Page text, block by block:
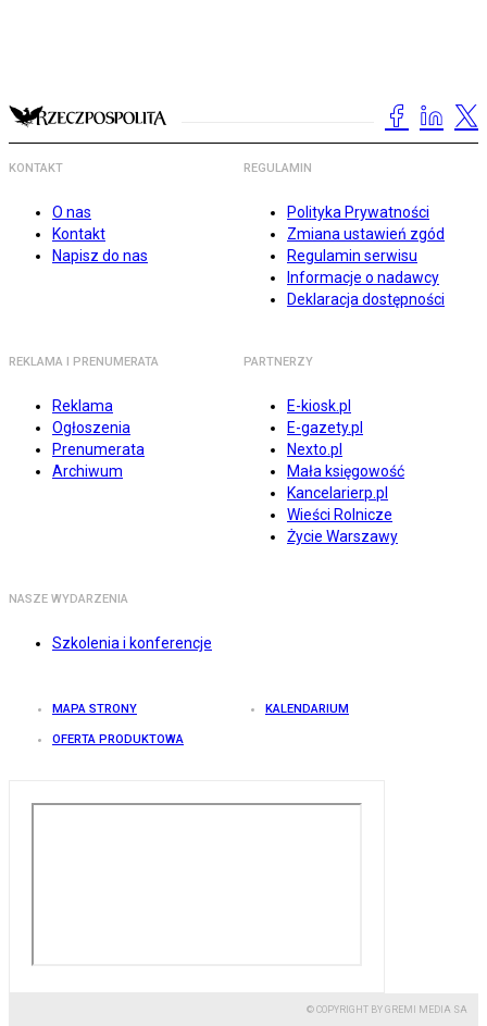
KONTAKT
O nas
Kontakt
Napisz do nas
REGULAMIN
Polityka Prywatności
Zmiana ustawień zgód
Regulamin serwisu
Informacje o nadawcy
Deklaracja dostępności
REKLAMA I PRENUMERATA
Reklama
Ogłoszenia
Prenumerata
Archiwum
PARTNERZY
E-kiosk.pl
E-gazety.pl
Nexto.pl
Mała księgowość
Kancelarierp.pl
Wieści Rolnicze
Życie Warszawy
NASZE WYDARZENIA
Szkolenia i konferencje
MAPA STRONY KALENDARIUM
OFERTA PRODUKTOWA
© COPYRIGHT BY GREMI MEDIA SA